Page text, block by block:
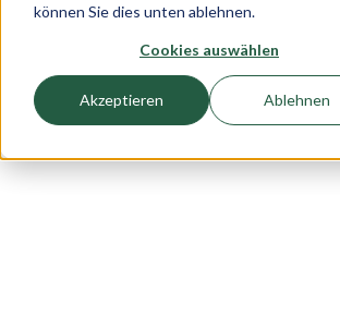
können Sie dies unten ablehnen.
Cookies auswählen
Akzeptieren Ablehnen